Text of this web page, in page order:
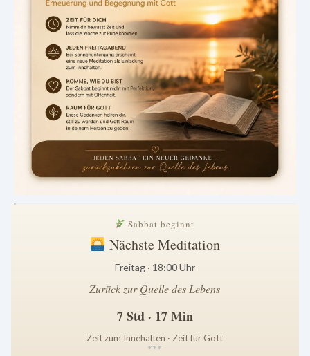
.
Sabbat beginnt
Nächste Meditation
Freitag · 18:00 Uhr
Zurück zur Quelle des Lebens
7 Std · 17 Min
Zeit zum Innehalten · Zeit für Gott
***